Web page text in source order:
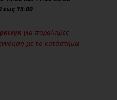
εως 15:00
για παραλαβές
με το κατάστημα